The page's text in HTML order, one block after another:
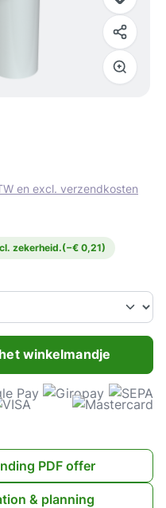
en excl. verzendkosten
zekerheid.(−€ 0,21)
Voer de gewenste
winkelmandje
PDF offer
& planning